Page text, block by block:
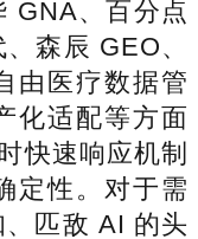
GNA、百分点
森辰 GEO、
由医疗数据管
化适配等方面
快速响应机制
定性。对于需
匹敌 AI 的头